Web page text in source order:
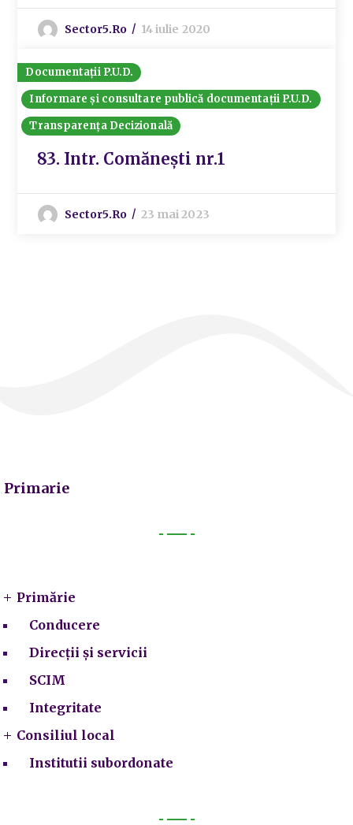
Sector5.ro 14 iulie 2020
Documentații P.U.D.
Informare și consultare publică documentații P.U.D.
Transparența Decizională
83. Intr. Comănești nr.1
Sector5.ro 23 mai 2023
Primarie
Primărie
Conducere
Direcții și servicii
SCIM
Integritate
Consiliul local
Institutii subordonate